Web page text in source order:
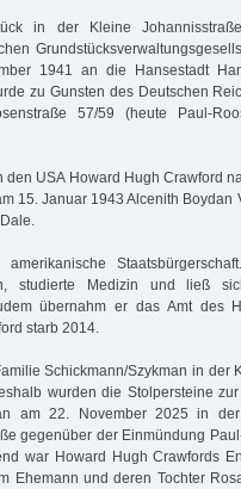
in der Kleine
1941 an die Hansestadt
zu Gunsten des Deutschen
57/59 (heute Paul-
den USA Howard Hugh Crawford
15. Januar 1943 Alcenith Boydan
studierte Medizin und ließ
übernahm er das Amt des
starb 2014.
Schickmann/Szykman in der
wurden die Stolpersteine
am 22. November 2025 in
gegenüber der Einmündung
war Howard Hugh Crawfords
Ehemann und deren Tochter